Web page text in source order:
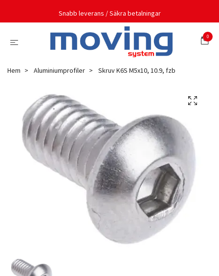
Snabb leverans / Säkra betalningar
0
Hem Aluminiumprofiler Skruv K6S M5x10, 10.9, fzb